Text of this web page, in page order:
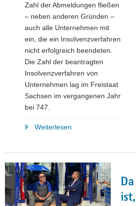
Zahl der Abmeldungen fließen
– neben anderen Gründen –
auch alle Unternehmen mit
ein, die ein Insolvenzverfahren
nicht erfolgreich beendeten.
Die Zahl der beantragten
Insolvenzverfahren von
Unternehmen lag im Freistaat
Sachsen im vergangenen Jahr
bei 747.
Weiterlesen
Freistaat
steigt"